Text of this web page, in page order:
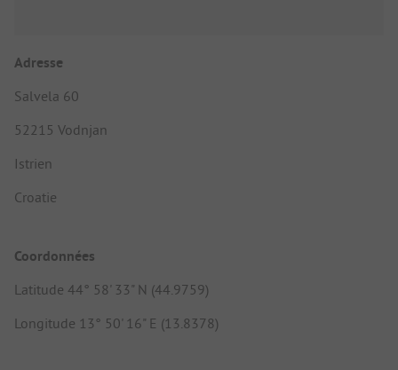
Adresse
Salvela 60
52215 Vodnjan
Istrien
Croatie
Coordonnées
Latitude 44° 58' 33" N (44.9759)
Longitude 13° 50' 16" E (13.8378)